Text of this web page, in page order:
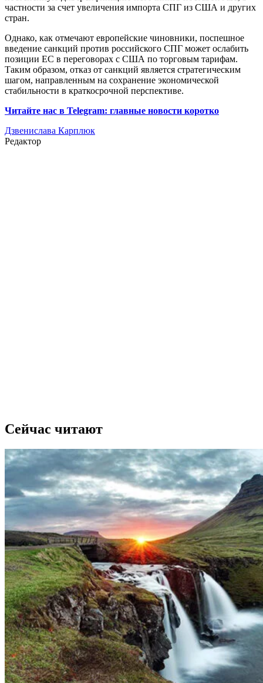
частности за счет увеличения импорта СПГ из США и других
стран.
Однако, как отмечают европейские чиновники, поспешное
введение санкций против российского СПГ может ослабить
позиции ЕС в переговорах с США по торговым тарифам.
Таким образом, отказ от санкций является стратегическим
шагом, направленным на сохранение экономической
стабильности в краткосрочной перспективе.
Читайте нас в Telegram: главные новости коротко
Дзвенислава Карплюк
Редактор
Сейчас читают